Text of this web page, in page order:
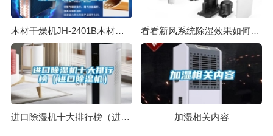
木材干燥机JH-2401B木材白坯除湿干燥设备 原厂出仓价 看看新风系统除湿效果如何，有什么优缺点
进口除湿机十大排行榜（进口除湿机） 加湿相关内容